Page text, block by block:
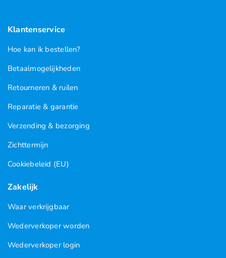
Klantenservice
Hoe kan ik bestellen?
Betaalmogelijkheden
Retourneren & ruilen
Reparatie & garantie
Verzending & bezorging
Zichttermijn
Cookiebeleid (EU)
Zakelijk
Waar verkrijgbaar
Wederverkoper worden
Wederverkoper login